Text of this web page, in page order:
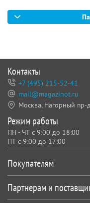
Покупателям
Партнерам и
Контакты
+7 (495) 215-52-41
mail@magazinot.ru
Москва, Нагорный пр-
Режим работы
ПН - ЧТ с 9:00 до 18:00
ПТ с 9:00 до 17:00